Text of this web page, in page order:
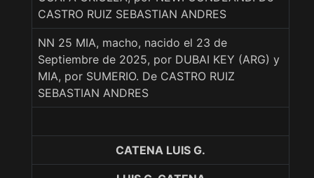
CASTRO RUIZ SEBASTIAN ANDRES
NN 25 MIA, macho, nacido el 23 de
Septiembre de 2025, por DUBAI KEY (ARG) y
MIA, por SUMERIO. De CASTRO RUIZ
SEBASTIAN ANDRES
CATENA LUIS G.